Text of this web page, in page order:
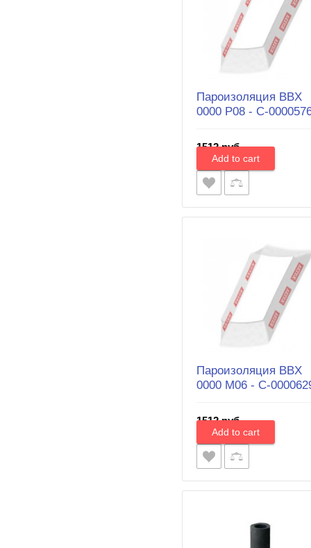
Пароизоляция BВX
0000 P08 - С-
1512 руб.
Пароизоляция BВX
0000 М06 - С-
1512 руб.